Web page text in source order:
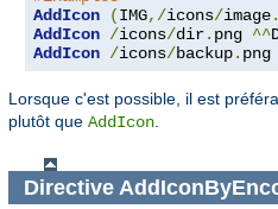
AddIcon
(IMG,/icons/image.
AddIcon /icons/dir. png ^^
AddIcon /icons/backup. png
Lorsque c'est possible, il est
plutôt que AddIcon.
Directive